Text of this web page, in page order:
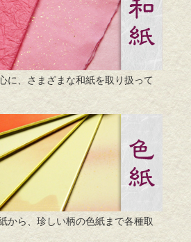
に、さまざまな和紙を取り扱って
から、珍しい柄の色紙まで各種取